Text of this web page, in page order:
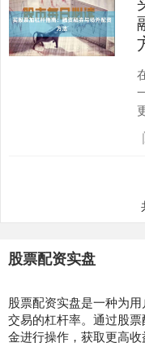
股票配资实盘
股票配资实盘是一种为
交易的杠杆率。通过股
金进行操作，获取更高